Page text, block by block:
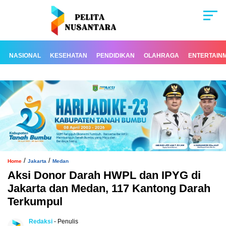
NASIONAL KESEHATAN PENDIDIKAN OLAHRAGA
Home / Jakarta / Medan
Aksi Donor Darah HWPL dan IPYG di
Jakarta dan Medan, 117 Kantong Darah
Terkumpul
Redaksi - Penulis